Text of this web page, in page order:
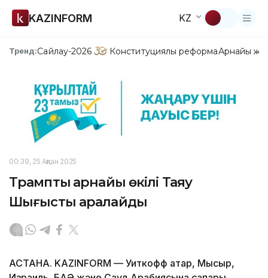
KAZINFORM KZ
Тренд:Сайлау-2026 Конституциялық реформаАрнайы
00:39, 25 Ақпан 2025
Трамптың арнайы өкілі Таяу
Шығысты аралайды
АСТАНА. KAZINFORM — Уиткофф Қатар, Мысыр,